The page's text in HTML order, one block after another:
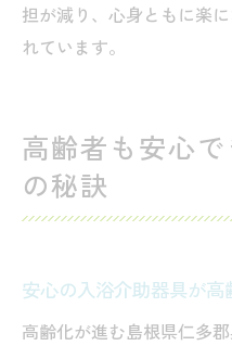
担が減り、心身ともに楽
れています。
高齢者も安心
の秘訣
安心の入浴介助器具が高
高齢化が進む島根県仁多